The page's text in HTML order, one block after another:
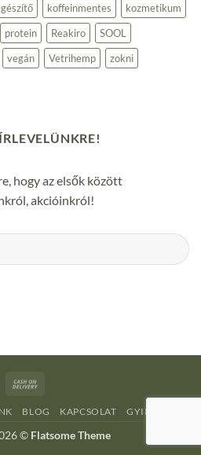
koffeinmentes
kozmetikum
protein Reakiro
SOOL
vegán Vetrihemp
zokni
hogy az elsők között
akcióinkról!
Delivery
BLOG KAPCSOLAT GYIK
© Flatsome Theme